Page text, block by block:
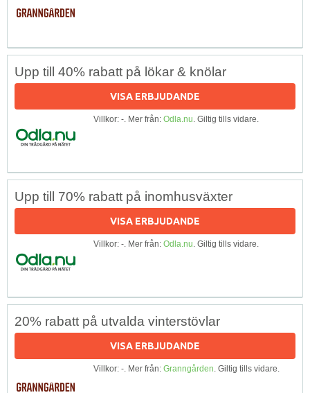
Upp till 40% rabatt på lökar & knölar
VISA ERBJUDANDE
Villkor: -. Mer från: Odla.nu. Giltig tills vidare.
Upp till 70% rabatt på inomhusväxter
VISA ERBJUDANDE
Villkor: -. Mer från: Odla.nu. Giltig tills vidare.
20% rabatt på utvalda vinterstövlar
VISA ERBJUDANDE
Villkor: -. Mer från: Granngården. Giltig tills vidare.